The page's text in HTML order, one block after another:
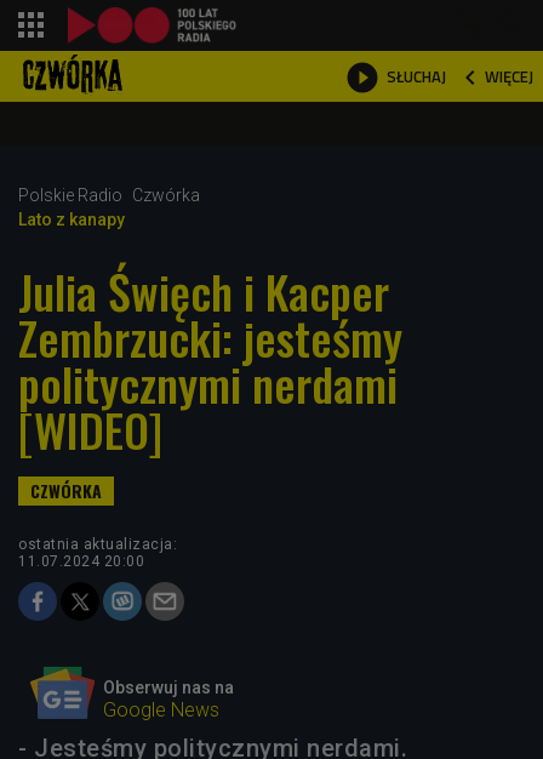
 SŁUCHAJ  WIĘCEJ

Polskie Radio
Czwórka
Lato z kanapy
Julia Święch i Kacper
Zembrzucki: jesteśmy
politycznymi nerdami
[WIDEO]
ostatnia aktualizacja:
11.07.2024 20:00
Obserwuj nas na
Google News
- Jesteśmy politycznymi nerdami.